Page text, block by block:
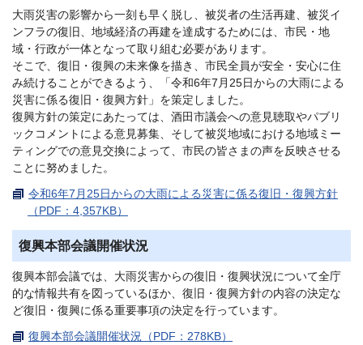
大雨災害の影響から一刻も早く脱し、被災者の生活再建、被災イ
ンフラの復旧、地域経済の再建を達成するためには、市民・地
域・行政が一体となって取り組む必要があります。
そこで、復旧・復興の未来像を描き、市民全員が安全・安心に住
み続けることができるよう、「令和6年7月25日からの大雨による
災害に係る復旧・復興方針」を策定しました。
復興方針の策定にあたっては、酒田市議会への意見聴取やパブリ
ックコメントによる意見募集、そして被災地域における地域ミー
ティングでの意見交換によって、市民の皆さまの声を反映させる
ことに努めました。
令和6年7月25日からの大雨による災害に係る復旧・復興方針
（PDF：4,357KB）
復興本部会議開催状況
復興本部会議では、大雨災害からの復旧・復興状況について全庁
的な情報共有を図っているほか、復旧・復興方針の内容の決定な
ど復旧・復興に係る重要事項の決定を行っています。
復興本部会議開催状況（PDF：278KB）